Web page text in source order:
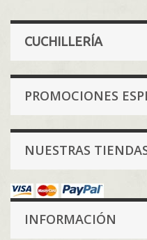
CUCHILLERÍA
PROMOCIONES
NUESTRAS
INFORMACIÓN